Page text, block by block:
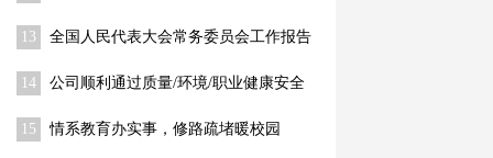
13 全国人民代表大会常务委员会工作报告
14
公司顺利通过质量/环境/职业健康安全
15
情系教育办实事，修路疏堵暖校园